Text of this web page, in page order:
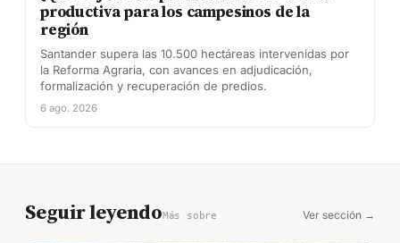
productiva para los campesinos de la
región
Santander supera las 10.500 hectáreas intervenidas por
la Reforma Agraria, con avances en adjudicación,
formalización y recuperación de predios.
6 ago. 2026
Seguir leyendoMás sobre Ver sección →